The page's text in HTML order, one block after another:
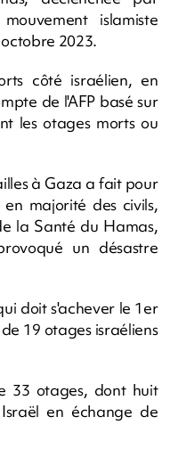
islamiste
2023.
côté israélien, en
de l'AFP basé sur
les otages morts ou
à Gaza a fait pour
majorité des civils,
la Santé du Hamas,
un désastre
doit s'achever le 1er
19 otages israéliens
33 otages, dont huit
en échange de